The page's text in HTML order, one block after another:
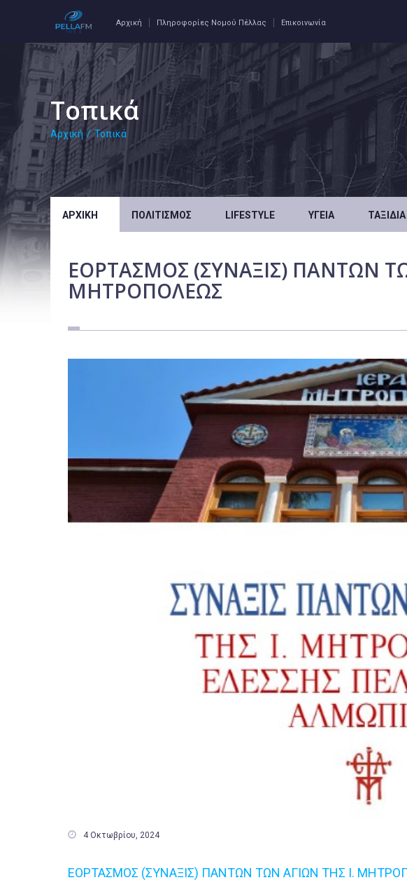
Αρχική Πληροφορίες Νομού Πέλλας Επικοινωνία
Τοπικά
Αρχική / Τοπικά
ΑΡΧΙΚΉ ΠΟΛΙΤΙΣΜΌΣ LIFESTYLE ΥΓΕΊΑ ΤΑΞΊΔΙΑ
ΕΟΡΤΑΣΜΟΣ (ΣΥΝΑΞΙΣ) ΠΑΝΤΩΝ
ΜΗΤΡΟΠΟΛΕΩΣ
 4 Οκτωβρίου, 2024
ΕΟΡΤΑΣΜΟΣ (ΣΥΝΑΞΙΣ) ΠΑΝΤΩΝ ΤΩΝ ΑΓΙΩΝ ΤΗΣ Ι.